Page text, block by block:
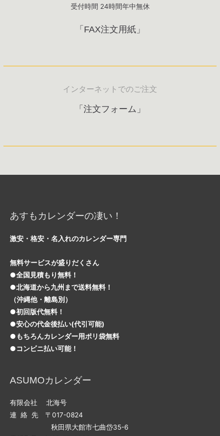
受付時間 24時間年中無休
「FAX注文用紙」
インターネットでのご注文
「注文フォーム」
あすもカレンダーの凄い！
激安・格安・名入れのカレンダー専門
無料サービスが盛りだくさん
●全国見積もり無料！
●北海道から九州まで送料無料！
（沖縄他・離島別）
●初回版代無料！
●安心の代金後払い(代引可能)
●もちろんカレンダー用ポリ袋無料
●コンビニ払い可能！
ASUMOカレンダー
有限会社 北海号
連 絡 先 〒017-0824
秋田県大館市七曲岱35-6